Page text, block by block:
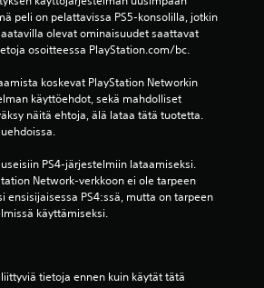
peli on pelattavissa PS5-konsolilla, jotkin
olevat ominaisuudet saattavat
osoitteessa PlayStation.com/bc.
koskevat PlayStation Networkin
käyttöehdot, sekä mahdolliset
näitä ehtoja, älä lataa tätä tuotetta.
PS4-järjestelmiin lataamiseksi.
Network-verkkoon ei ole tarpeen
ensisijaisessa PS4:ssä, mutta on tarpeen
käyttämiseksi.